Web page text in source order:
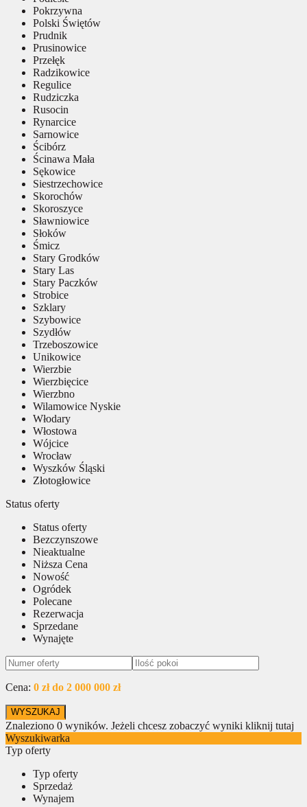
Pokrzywna
Polski Świętów
Prudnik
Prusinowice
Przełęk
Radzikowice
Regulice
Rudziczka
Rusocin
Rynarcice
Sarnowice
Ścibórz
Ścinawa Mała
Sękowice
Siestrzechowice
Skorochów
Skoroszyce
Sławniowice
Słoków
Śmicz
Stary Grodków
Stary Las
Stary Paczków
Strobice
Szklary
Szybowice
Szydłów
Trzeboszowice
Unikowice
Wierzbie
Wierzbięcice
Wierzbno
Wilamowice Nyskie
Włodary
Włostowa
Wójcice
Wrocław
Wyszków Śląski
Złotogłowice
Status oferty
Status oferty
Bezczynszowe
Nieaktualne
Niższa Cena
Nowość
Ogródek
Polecane
Rezerwacja
Sprzedane
Wynajęte
Cena: 0 zł do 2 000 000 zł
Znaleziono 0 wyników. Jeżeli chcesz zobaczyć wyniki kliknij tutaj
Wyszukiwarka
Typ oferty
Typ oferty
Sprzedaż
Wynajem